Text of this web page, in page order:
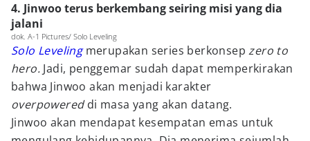
4. Jinwoo terus berkembang seiring misi yang dia
jalani
dok. A-1 Pictures/ Solo Leveling
Solo Leveling merupakan series berkonsepzero to
hero. Jadi, penggemar sudah dapat memperkirakan
bahwa Jinwoo akan menjadi karakter
overpowereddi masa yang akan datang.
Jinwoo akan mendapat kesempatan emas untuk